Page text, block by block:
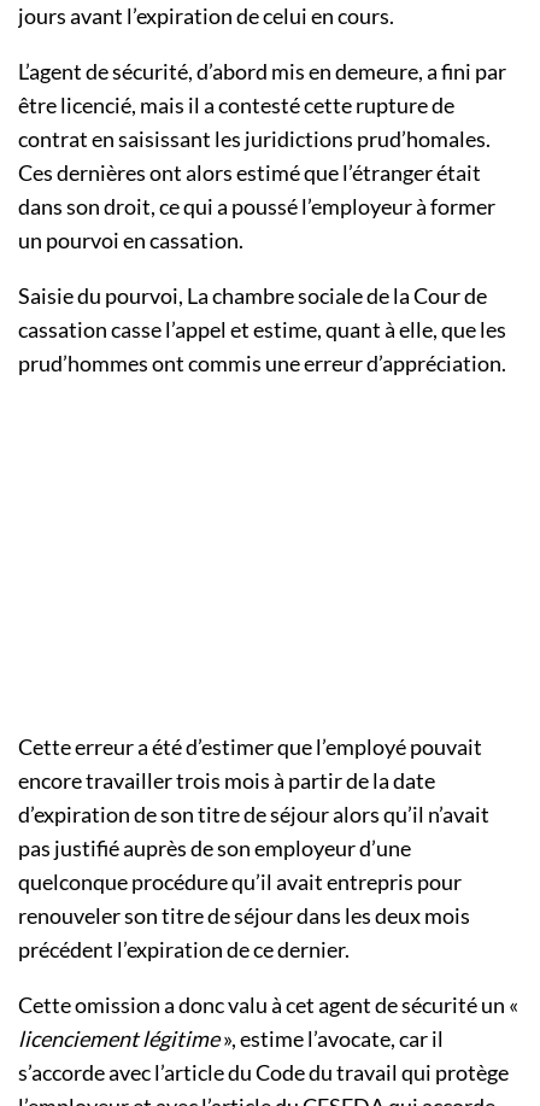
jours avant l’expiration de celui en cours.
L’agent de sécurité, d’abord mis en demeure, a fini par
être licencié, mais il a contesté cette rupture de
contrat en saisissant les juridictions prud’homales.
Ces dernières ont alors estimé que l’étranger était
dans son droit, ce qui a poussé l’employeur à former
un pourvoi en cassation.
Saisie du pourvoi, La chambre sociale de la Cour de
cassation casse l’appel et estime, quant à elle, que les
prud’hommes ont commis une erreur d’appréciation.
Cette erreur a été d’estimer que l’employé pouvait
encore travailler trois mois à partir de la date
d’expiration de son titre de séjour alors qu’il n’avait
pas justifié auprès de son employeur d’une
quelconque procédure qu’il avait entrepris pour
renouveler son titre de séjour dans les deux mois
précédent l’expiration de ce dernier.
Cette omission a donc valu à cet agent de sécurité un «
licenciement légitime», estime l’avocate, car il
s’accorde avec l’article du Code du travail qui protège